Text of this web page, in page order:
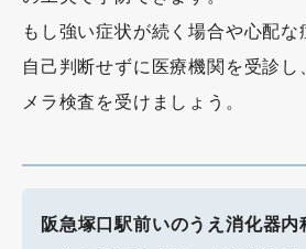
もし強い症状が続く場合や心配な
自己判断せずに医療機関を受診し
メラ検査を受けましょう。
阪急塚口駅前いのうえ消化器内